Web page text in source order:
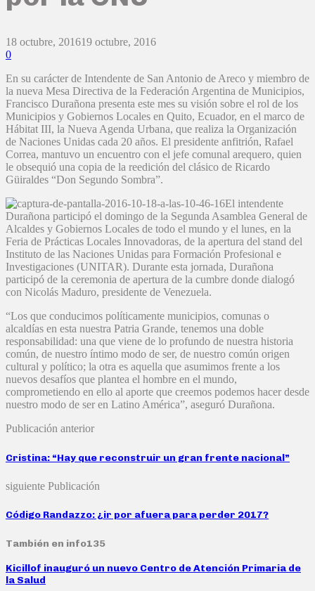
18 octubre, 201619 octubre, 2016
0
En su carácter de Intendente de San Antonio de Areco y miembro de
la nueva Mesa Directiva de la Federación Argentina de Municipios,
Francisco Durañona presenta este mes su visión sobre el rol de los
Municipios y Gobiernos Locales en Quito, Ecuador, en el marco de
Hábitat III, la Nueva Agenda Urbana, que realiza la Organización
de Naciones Unidas cada 20 años. El presidente anfitrión, Rafael
Correa, mantuvo un encuentro con el jefe comunal arequero, quien
le obsequió una copia de la reedición del clásico de Ricardo
Güiraldes “Don Segundo Sombra”.
El intendente
Durañona participó el domingo de la Segunda Asamblea General de
Alcaldes y Gobiernos Locales de todo el mundo y el lunes, en la
Feria de Prácticas Locales Innovadoras, de la apertura del stand del
Instituto de las Naciones Unidas para Formación Profesional e
Investigaciones (UNITAR). Durante esta jornada, Durañona
participó de la ceremonia de apertura de la cumbre donde dialogó
con Nicolás Maduro, presidente de Venezuela.
“Los que conducimos políticamente municipios, comunas o
alcaldías en esta nuestra Patria Grande, tenemos una doble
responsabilidad: una que viene de lo profundo de nuestra historia
común, de nuestro íntimo modo de ser, de nuestro común origen
cultural y político; la otra es aquella que asumimos frente a los
nuevos desafíos que plantea el hombre en el mundo,
comprometiendo en ello al aporte que creemos podemos hacer desde
nuestro modo de ser en Latino América”, aseguró Durañona.
Publicación anterior
Cristina: “Hay que reconstruir un gran frente nacional”
siguiente Publicación
Código Randazzo: ¿ir por afuera para perder 2017?
También en info135
Kicillof inauguró un nuevo Centro de Atención Primaria de
la Salud